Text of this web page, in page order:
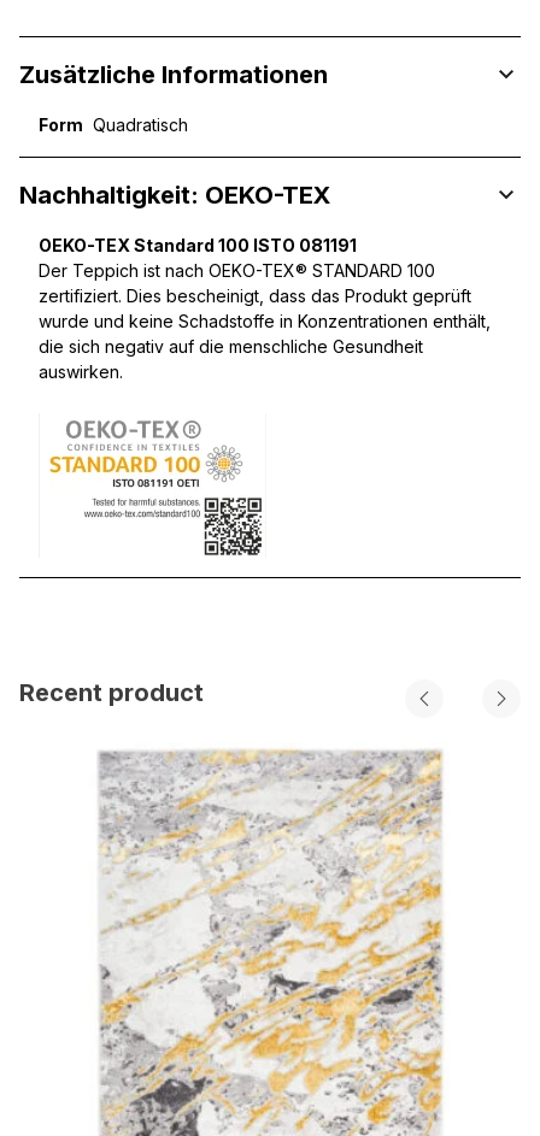
Zusätzliche Informationen
Form Quadratisch
Nachhaltigkeit: OEKO-TEX
OEKO-TEX Standard 100 ISTO 081191
Der Teppich ist nach OEKO-TEX® STANDARD 100
zertifiziert. Dies bescheinigt, dass das Produkt geprüft
wurde und keine Schadstoffe in Konzentrationen enthält,
die sich negativ auf die menschliche Gesundheit
auswirken.
Recent product